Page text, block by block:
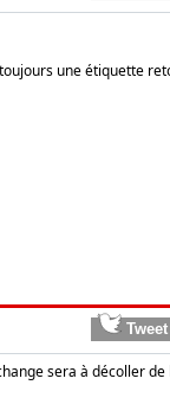
une étiquette
sera à décoller de